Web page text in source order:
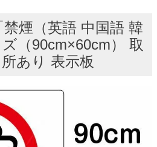
煙（英語 中国語 韓
（90cm×60cm） 取
あり 表示板